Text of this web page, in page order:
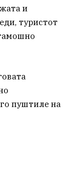
и
туристот
пуштиле на